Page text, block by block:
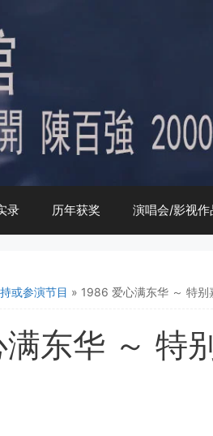
录 历年获奖 演唱会/影视作
或参演节目 » 1986 爱心满东华 ～ 特
东华 ～ 特